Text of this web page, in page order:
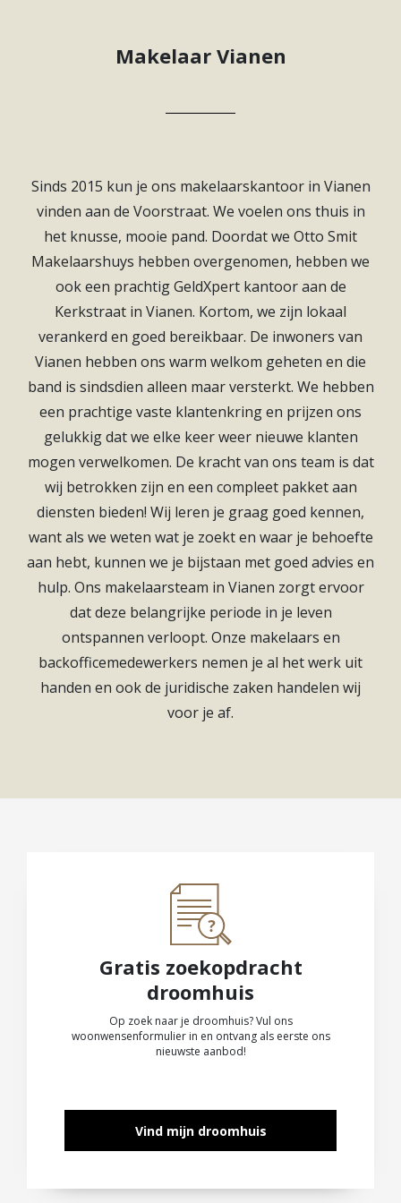
Makelaar Vianen
Sinds 2015 kun je ons makelaarskantoor in Vianen
vinden aan de Voorstraat. We voelen ons thuis in
het knusse, mooie pand. Doordat we Otto Smit
Makelaarshuys hebben overgenomen, hebben we
ook een prachtig GeldXpert kantoor aan de
Kerkstraat in Vianen. Kortom, we zijn lokaal
verankerd en goed bereikbaar. De inwoners van
Vianen hebben ons warm welkom geheten en die
band is sindsdien alleen maar versterkt. We hebben
een prachtige vaste klantenkring en prijzen ons
gelukkig dat we elke keer weer nieuwe klanten
mogen verwelkomen. De kracht van ons team is dat
wij betrokken zijn en een compleet pakket aan
diensten bieden! Wij leren je graag goed kennen,
want als we weten wat je zoekt en waar je behoefte
aan hebt, kunnen we je bijstaan met goed advies en
hulp. Ons makelaarsteam in Vianen zorgt ervoor
dat deze belangrijke periode in je leven
ontspannen verloopt. Onze makelaars en
backofficemedewerkers nemen je al het werk uit
handen en ook de juridische zaken handelen wij
voor je af.
Gratis zoekopdracht
droomhuis
Op zoek naar je droomhuis? Vul ons
woonwensenformulier in en ontvang als eerste ons
nieuwste aanbod!
Vind mijn droomhuis